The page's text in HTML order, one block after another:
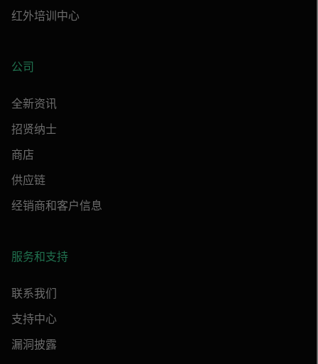
红外培训中心
公司
全新资讯
招贤纳士
商店
供应链
经销商和客户信息
服务和支持
联系我们
支持中心
漏洞披露